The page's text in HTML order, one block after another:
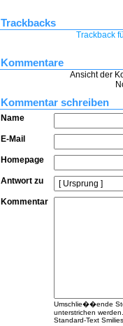
Trackbacks
Trackback
Kommentare
Ansicht der
Kommentar schreiben
Name
E-Mail
Homepage
Antwort zu
Kommentar
Umschlie��ende
unterstrichen werden.
Standard-Text